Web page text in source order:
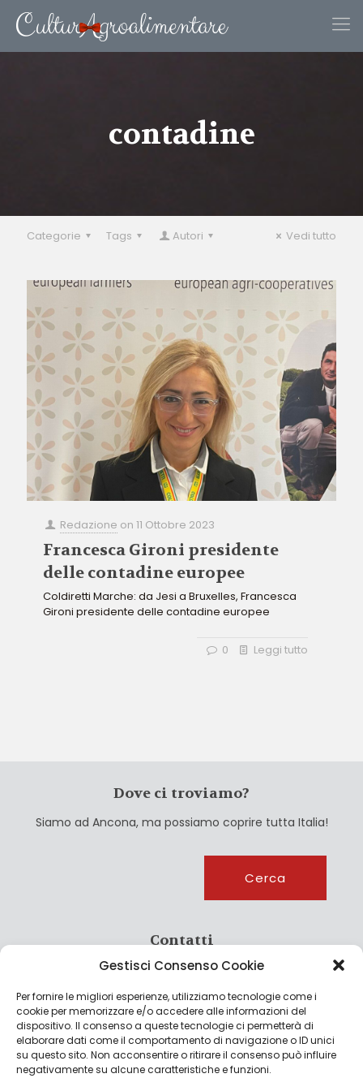
Gestisci Consenso Cookie
Per fornire le migliori esperienze, utilizziamo tecnologie come i
cookie per memorizzare e/o accedere alle informazioni del
dispositivo. Il consenso a queste tecnologie ci permetterà di
elaborare dati come il comportamento di navigazione o ID unici
su questo sito. Non acconsentire o ritirare il consenso può influire
negativamente su alcune caratteristiche e funzioni.
contadine
Categorie Tags Autori Vedi tutto
Redazione on11 Ottobre 2023
Francesca Gironi presidente
delle contadine europee
Coldiretti Marche: da Jesi a Bruxelles, Francesca
Gironi presidente delle contadine europee
0 Leggi tutto
Dove ci troviamo?
Siamo ad Ancona, ma possiamo coprire tutta Italia!
Cerca
Contatti
info@culturagroalimentare.com
Note legali
Privacy Policy